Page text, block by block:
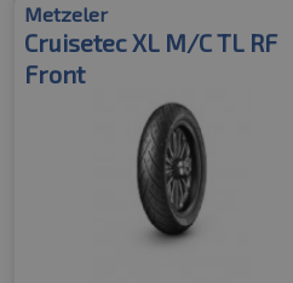
Metzeler
Cruisetec XL M/C TL RF
Front